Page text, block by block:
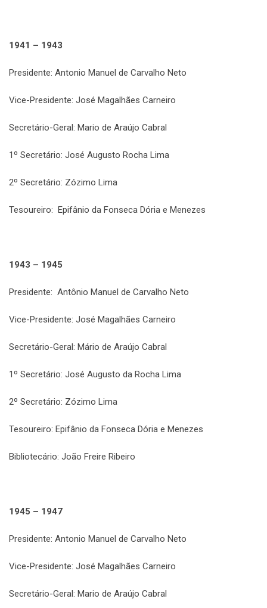
1941 – 1943
Presidente: Antonio Manuel de Carvalho Neto
Vice-Presidente: José Magalhães Carneiro
Secretário-Geral: Mario de Araújo Cabral
1º Secretário: José Augusto Rocha Lima
2º Secretário: Zózimo Lima
Tesoureiro: Epifânio da Fonseca Dória e Menezes
1943 – 1945
Presidente: Antônio Manuel de Carvalho Neto
Vice-Presidente: José Magalhães Carneiro
Secretário-Geral: Mário de Araújo Cabral
1º Secretário: José Augusto da Rocha Lima
2º Secretário: Zózimo Lima
Tesoureiro: Epifânio da Fonseca Dória e Menezes
Bibliotecário: João Freire Ribeiro
1945 – 1947
Presidente: Antonio Manuel de Carvalho Neto
Vice-Presidente: José Magalhães Carneiro
Secretário-Geral: Mario de Araújo Cabral